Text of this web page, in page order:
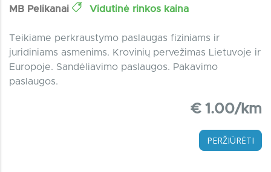
MB Pelikanai Vidutinė rinkos kaina
Teikiame perkraustymo paslaugas fiziniams ir
juridiniams asmenims. Krovinių pervežimas Lietuvoje ir
Europoje. Sandėliavimo paslaugos. Pakavimo
paslaugos.
€ 1.00/km
PERŽIŪRĖTI